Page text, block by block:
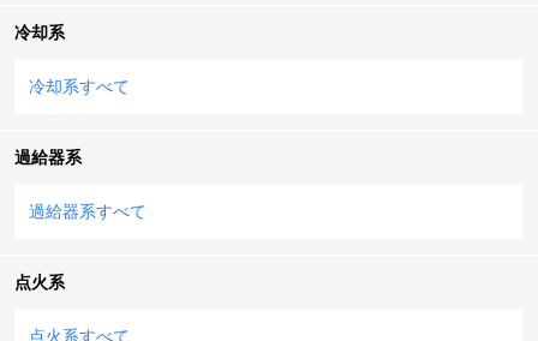
冷却系
冷却系すべて
過給器系
過給器系すべて
点火系
点火系すべて